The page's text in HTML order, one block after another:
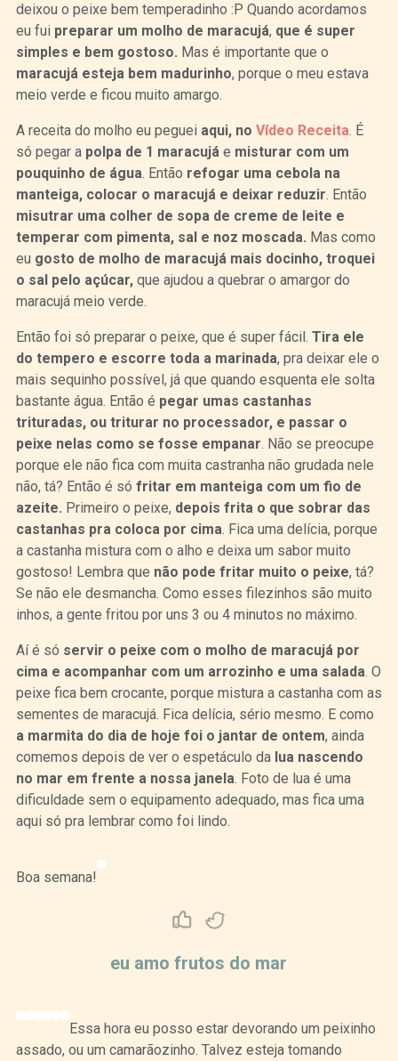
deixou o peixe bem temperadinho :P Quando acordamos
eu fui preparar um molho de maracujá, que é super
simples e bem gostoso. Mas é importante que o
maracujá esteja bem madurinho, porque o meu estava
meio verde e ficou muito amargo.
A receita do molho eu peguei aqui, no Vídeo Receita. É
só pegar a polpa de 1 maracujáe misturar com um
pouquinho de água. Então refogar uma cebola na
manteiga, colocar o maracujá e deixar reduzir. Então
misutrar uma colher de sopa de creme de leite e
temperar com pimenta, sal e noz moscada. Mas como
eu gosto de molho de maracujá mais docinho, troquei
o sal pelo açúcar,que ajudou a quebrar o amargor do
maracujá meio verde.
Então foi só preparar o peixe, que é super fácil. Tira ele
do tempero e escorre toda a marinada, pra deixar ele o
mais sequinho possível, já que quando esquenta ele solta
bastante água. Então é pegar umas castanhas
trituradas, ou triturar no processador, e passar o
peixe nelas como se fosse empanar. Não se preocupe
porque ele não fica com muita castranha não grudada nele
não, tá? Então é só fritar em manteiga com um fio de
azeite. Primeiro o peixe, depois frita o que sobrar das
castanhas pra coloca por cima. Fica uma delícia, porque
a castanha mistura com o alho e deixa um sabor muito
gostoso! Lembra que não pode fritar muito o peixe, tá?
Se não ele desmancha. Como esses filezinhos são muito
inhos, a gente fritou por uns 3 ou 4 minutos no máximo.
Aí é só servir o peixe com o molho de maracujá por
cima e acompanhar com um arrozinho e uma salada. O
peixe fica bem crocante, porque mistura a castanha com as
sementes de maracujá. Fica delícia, sério mesmo. E como
a marmita do dia de hoje foi o jantar de ontem, ainda
comemos depois de ver o espetáculo da lua nascendo
no mar em frente a nossa janela. Foto de lua é uma
dificuldade sem o equipamento adequado, mas fica uma
aqui só pra lembrar como foi lindo.
Boa semana!
Curtir
eu amo frutos do mar
Essa hora eu posso estar devorando um peixinho
assado, ou um camarãozinho. Talvez esteja tomando